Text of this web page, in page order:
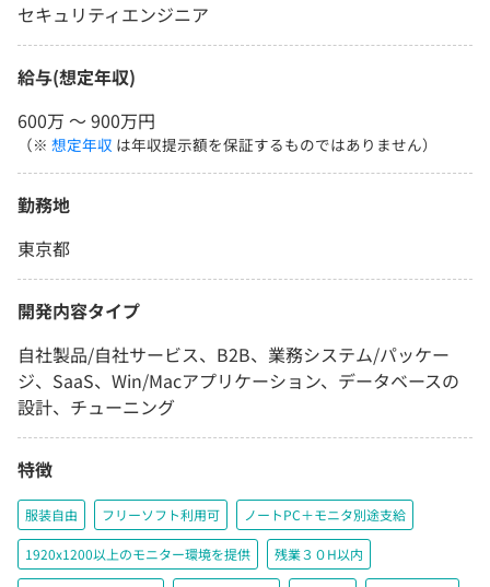
セキュリティエンジニア
給与(想定年収)
600万 〜 900万円
（※ 想定年収 は年収提示額を保証するものではありません）
勤務地
東京都
開発内容タイプ
自社製品/自社サービス、B2B、業務システム/パッケー
ジ、SaaS、Win/Macアプリケーション、データベースの
設計、チューニング
特徴
服装自由 フリーソフト利用可 ノートPC＋モニタ別途支給
1920x1200以上のモニター環境を提供 残業３０H以内